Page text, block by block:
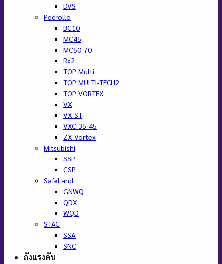
DVS
Pedrollo
BC10
MC45
MC50-70
Rx2
TOP Multi
TOP MULTI-TECH2
TOP VORTEX
VX
VX ST
VXC 35-45
ZX Vortex
Mitsubishi
SSP
CSP
SafeLand
GNWQ
QDX
WQD
STAC
SSA
SNC
ถังแรงดัน